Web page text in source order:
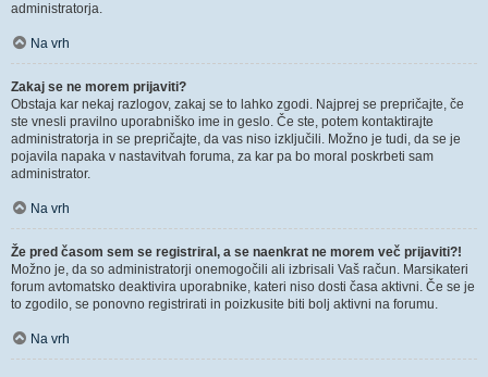
administratorja.
Na vrh
Zakaj se ne morem prijaviti?
Obstaja kar nekaj razlogov, zakaj se to lahko zgodi. Najprej se prepričajte, če
ste vnesli pravilno uporabniško ime in geslo. Če ste, potem kontaktirajte
administratorja in se prepričajte, da vas niso izključili. Možno je tudi, da se je
pojavila napaka v nastavitvah foruma, za kar pa bo moral poskrbeti sam
administrator.
Na vrh
Že pred časom sem se registriral, a se naenkrat ne morem več prijaviti?!
Možno je, da so administratorji onemogočili ali izbrisali Vaš račun. Marsikateri
forum avtomatsko deaktivira uporabnike, kateri niso dosti časa aktivni. Če se je
to zgodilo, se ponovno registrirati in poizkusite biti bolj aktivni na forumu.
Na vrh